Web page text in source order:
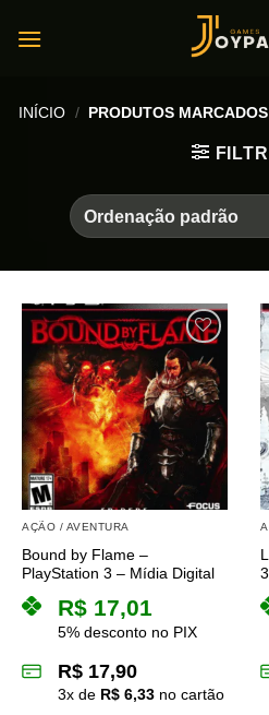
INÍCIO / PRODUTOS
AÇÃO / AVENTURA
Bound by Flame –
PlayStation 3 – Mídia Digital
R$ 17,01
5% desconto no PIX
R$ 17,90
3x de R$ 6,33 no cartão